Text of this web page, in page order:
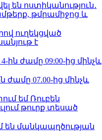
են ոստիկանություն․
թմրամիջոց և
ուղեկցված
է
ին ժամը 09:00-ից մինչև
ժամը 07.00-ից մինչև
եմ Ռուբեն
թուրք տեսած
են մանկապղծության